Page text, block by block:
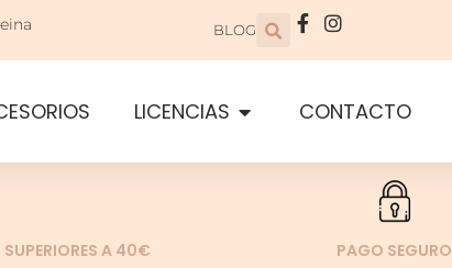
BLOG
LICENCIAS CONTACTO
SUPERIORES A 40€ PAGO SEGURO